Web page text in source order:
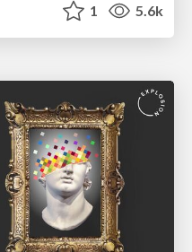
1 5.6k